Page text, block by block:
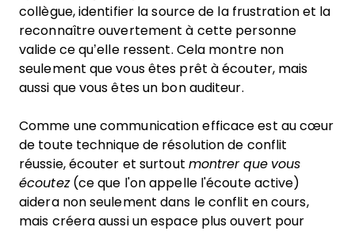
collègue, identifier la source de la frustration et la
reconnaître ouvertement à cette personne
valide ce qu’elle ressent. Cela montre non
seulement que vous êtes prêt à écouter, mais
aussi que vous êtes un bon auditeur.
Comme une communication efficace est au cœur
de toute technique de résolution de conflit
réussie, écouter et surtout montrer que vous
écoutez(ce que l'on appelle l'écoute active)
aidera non seulement dans le conflit en cours,
mais créera aussi un espace plus ouvert pour